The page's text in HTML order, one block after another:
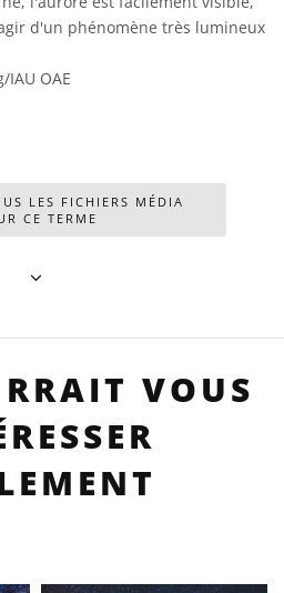
d'un phénomène très lumineux
IAU OAE
Commons (CC) Attribution 4.0
LES FICHIERS MÉDIA
CE TERME
VOUS